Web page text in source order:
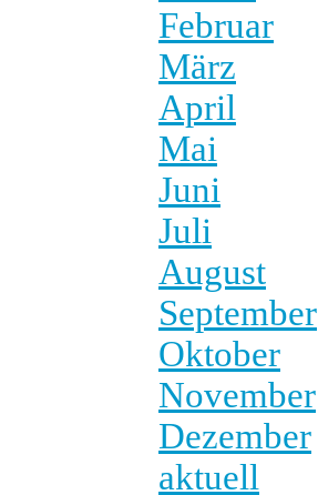
Februar
März
April
Mai
Juni
Juli
August
September
Oktober
November
Dezember
aktuell